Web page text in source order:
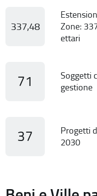
337,48
Zone:
ettari
71
Soggetti
gestione
37
Progetti
2030